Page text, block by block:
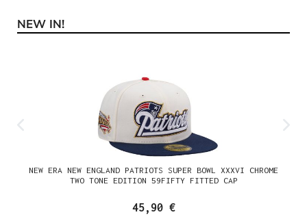
Produktgalerie überspringen
NEW IN!
NEW ERA NEW ENGLAND PATRIOTS SUPER BOWL XXXVI CHROME
TWO TONE EDITION 59FIFTY FITTED CAP
45,90 €